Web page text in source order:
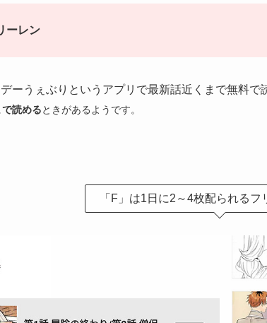
ーレン
ーうぇぶりというアプリで最新話近くまで無料で
読めるときがあるようです。
「F」は1日に2～4枚配られるフ